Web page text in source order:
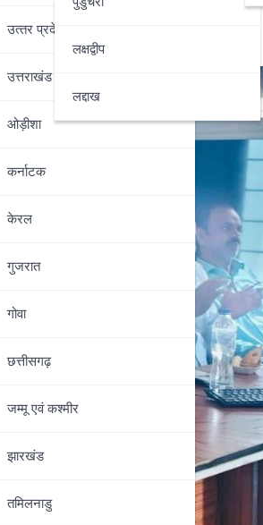
उत्‍तर प्रदेश
उत्तराखंड
ओड़ीशा
कर्नाटक
केरल
गुजरात
गोवा
छत्तीसगढ़
जम्‍मू एवं कश्‍मीर
झारखंड
तमिलनाडु
लक्षद्वीप
लद्दाख